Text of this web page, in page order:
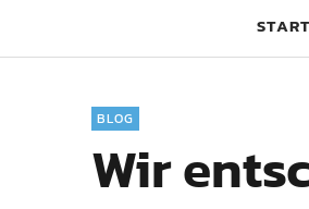
BLOG
Wir